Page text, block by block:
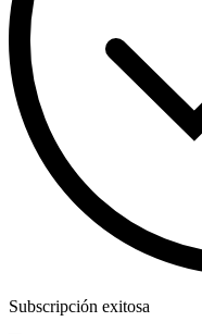
Subscripción exitosa